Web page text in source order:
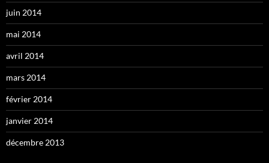
juin 2014
mai 2014
avril 2014
mars 2014
février 2014
janvier 2014
décembre 2013